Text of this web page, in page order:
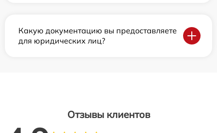
Какую документацию вы предоставляете
для юридических лиц?
Отзывы клиентов